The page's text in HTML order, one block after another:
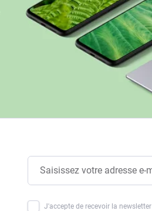
J'accepte de recevoir la newsletter